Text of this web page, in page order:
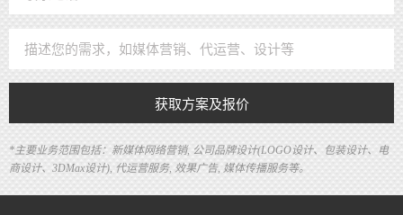
获取方案及报价
*主要业务范围包括：新媒体网络营销, 公司品牌设计(LOGO设计、包装设计、电
商设计、3DMax设计), 代运营服务, 效果广告, 媒体传播服务等。